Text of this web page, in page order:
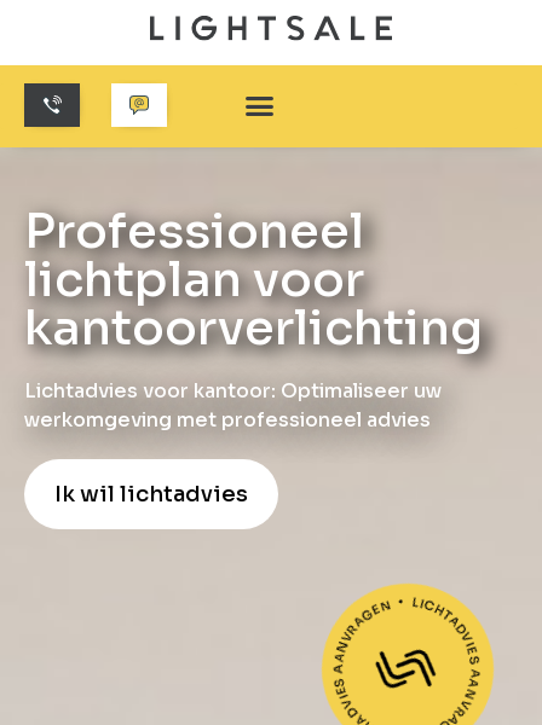
Professioneel
lichtplan voor
kantoorverlichting
Lichtadvies voor kantoor: Optimaliseer uw
werkomgeving met professioneel advies
Ik wil lichtadvies